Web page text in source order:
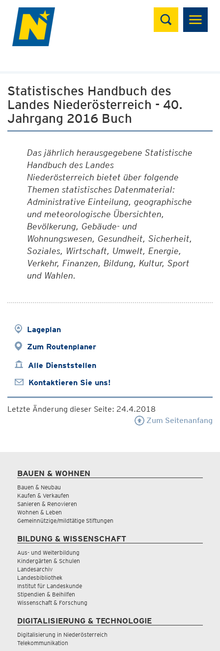
Suchen
Statistisches Handbuch des
Landes Niederösterreich - 40.
Jahrgang 2016 Buch
Das jährlich herausgegebene Statistische
Handbuch des Landes
Niederösterreich bietet über folgende
Themen statistisches Datenmaterial:
Administrative Einteilung, geographische
und meteorologische Übersichten,
Bevölkerung, Gebäude- und
Wohnungswesen, Gesundheit, Sicherheit,
Soziales, Wirtschaft, Umwelt, Energie,
Verkehr, Finanzen, Bildung, Kultur, Sport
und Wahlen.
Lageplan
Zum Routenplaner
Alle Dienststellen
Kontaktieren Sie uns!
Letzte Änderung dieser Seite: 24.4.2018
Zum Seitenanfang
BAUEN & WOHNEN
Bauen & Neubau
Kaufen & Verkaufen
Sanieren & Renovieren
Wohnen & Leben
Gemeinnützige/mildtätige Stiftungen
BILDUNG & WISSENSCHAFT
Aus- und Weiterbildung
Kindergärten & Schulen
Landesarchiv
Landesbibliothek
Institut für Landeskunde
Stipendien & Beihilfen
Wissenschaft & Forschung
DIGITALISIERUNG & TECHNOLOGIE
Digitalisierung in Niederösterreich
Telekommunikation